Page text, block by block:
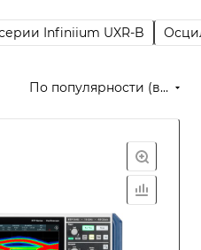
Infiniium UXR-B
По популярности (возрастание)